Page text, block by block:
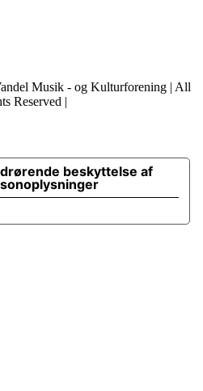
Musik - og Kulturforening | All
Reserved |
beskyttelse af